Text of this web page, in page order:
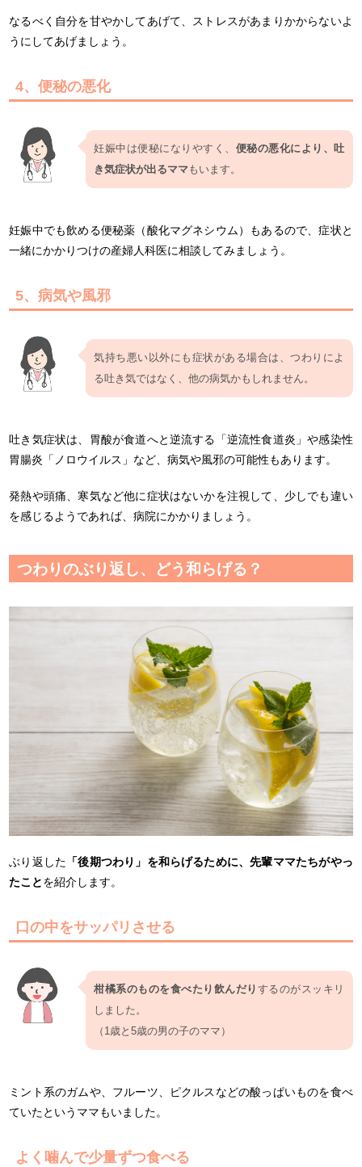
なるべく自分を甘やかしてあげて、ストレスがあまりかからないよ
うにしてあげましょう。
4、便秘の悪化
妊娠中は便秘になりやすく、 便秘の悪化により、吐
き気症状が出るママもいます。
妊娠中でも飲める便秘薬（酸化マグネシウム）もあるので、症状と
一緒にかかりつけの産婦人科医に相談してみましょう。
5、病気や風邪
気持ち悪い以外にも症状がある場合は、つわりによ
る吐き気ではなく、他の病気かもしれません。
吐き気症状は、胃酸が食道へと逆流する「逆流性食道炎」や感染性
胃腸炎「 ノロウイルス」など、病気や風邪の可能性もあります。
発熱や頭痛、寒気など他に症状はないかを注視して、少しでも違い
を感じるようであれば、病院にかかりましょう。
つわりのぶり返し、どう和らげる？
ぶり返した 「後期つわり」を和らげるために、先輩ママたちがやっ
たことを紹介します。
口の中をサッパリさせる
柑橘系のものを食べたり飲んだり するのがスッキリ
しました。
（1歳と5歳の男の子のママ）
ミント系のガムや、フルーツ、ピクルスなどの酸っぱいものを食べ
ていたというママもいました。
よく噛んで少量ずつ食べる